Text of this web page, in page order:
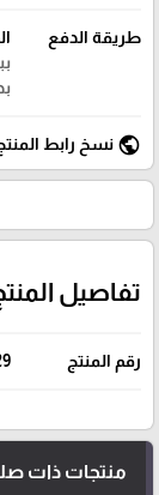
طريقة الدفع
public نسخ رابط
تفاصيل
رقم المنتج
منتجات ذات